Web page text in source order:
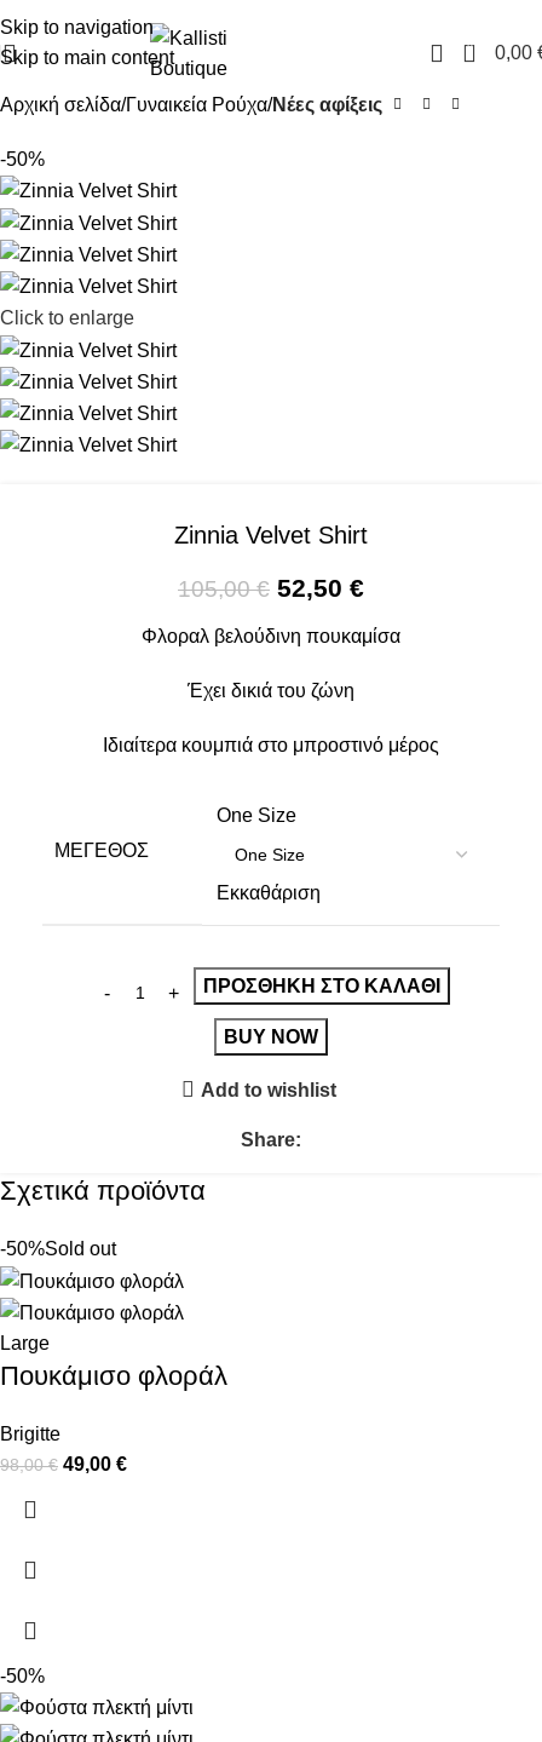
Skip to navigation
Skip to main content
0 0,00
Αρχική σελίδα Γυναικεία Ρούχα Νέες αφίξεις
-50%
Click to enlarge
Zinnia Velvet Shirt
105,00€ 52,50 €
Φλοραλ βελούδινη πουκαμίσα
Έχει δικιά του ζώνη
Ιδιαίτερα κουμπιά στο μπροστινό μέρος
ΜΈΓΕΘΟΣ
One Size
Εκκαθάριση
ΠΡΟΣΘΉΚΗ ΣΤΟ ΚΑΛΆΘΙ
BUY NOW
Add to wishlist
Share:
Σχετικά προϊόντα
-50%Sold out
Large
Πουκάμισο φλοράλ
Brigitte
98,00€ 49,00 €
-50%